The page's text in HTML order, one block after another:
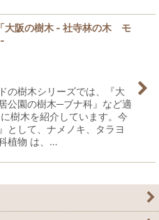
大阪の樹木 - 社寺林の木 モ
の樹木シリーズでは、『大
公園の樹木─ブナ科』など適
樹木を紹介しています。今
として、ナメノキ、タラヨ
植物 は、…